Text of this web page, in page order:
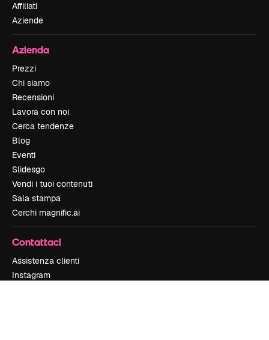
Affiliati
Aziende
Azienda
Prezzi
Chi siamo
Recensioni
Lavora con noi
Cerca tendenze
Blog
Eventi
Slidesgo
Vendi i tuoi contenuti
Sala stampa
Cerchi magnific.ai
Contattaci
Assistenza clienti
Instagram